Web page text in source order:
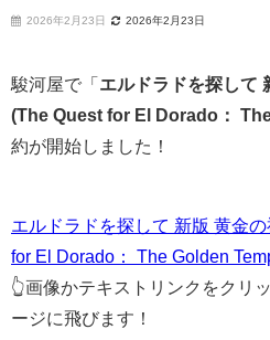
2026年2月23日 2026年2月23日
駿河屋で「 エルドラドを探して
(The Quest for El Dorado：
約が開始しました！
エルドラドを探して 新版 黄金
for El Dorado： The Golden
👆画像かテキストリンクをクリ
ージに飛びます！